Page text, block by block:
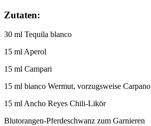
Zutaten:
30 ml Tequila blanco
15 ml Aperol
15 ml Campari
15 ml bianco Wermut, vorzugsweise Carpano
15 ml Ancho Reyes Chili-Likör
Blutorangen-Pferdeschwanz zum Garnieren